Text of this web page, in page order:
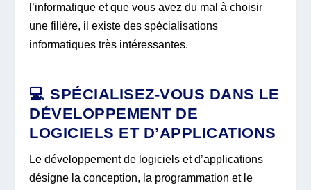
l’informatique et que vous avez du mal à choisir
une filière, il existe des spécialisations
informatiques très intéressantes.
💻 SPÉCIALISEZ-VOUS DANS LE
DÉVELOPPEMENT DE
LOGICIELS ET D’APPLICATIONS
Le développement de logiciels et d’applications
désigne la conception, la programmation et le